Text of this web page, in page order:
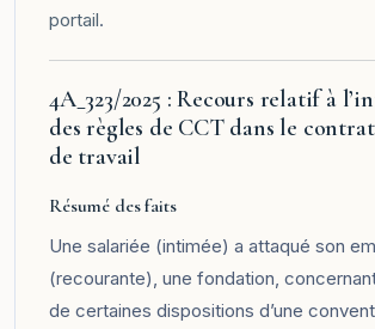
portail.
4A_323/2025 : Recours relatif à
des règles de CCT dans le
de travail
Résumé des faits
Une salariée (intimée) a attaqué son
(recourante), une fondation,
de certaines dispositions d’une